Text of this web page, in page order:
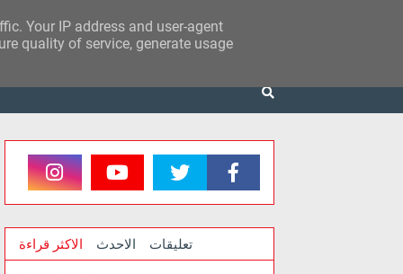
الاكثر قراءة الاحدث تعليقات
Your IP address and user-agent
quality of service, generate usage